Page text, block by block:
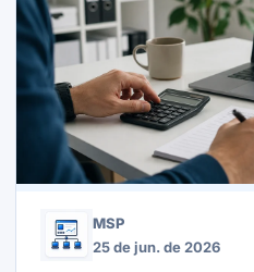
MSP
25 de jun. de 2026